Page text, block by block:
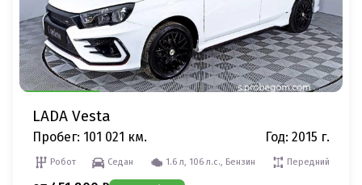
LADA Vesta
Пробег: 101 021 км. Год: 2015 г.
Робот Седан 1.6 л, 106 л.с., Бензин Передний